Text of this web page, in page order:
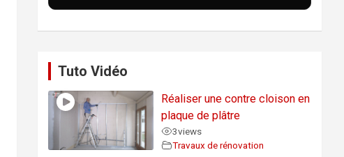
Tuto Vidéo
Réaliser une contre cloison en
plaque de plâtre
3views
Travaux de rénovation